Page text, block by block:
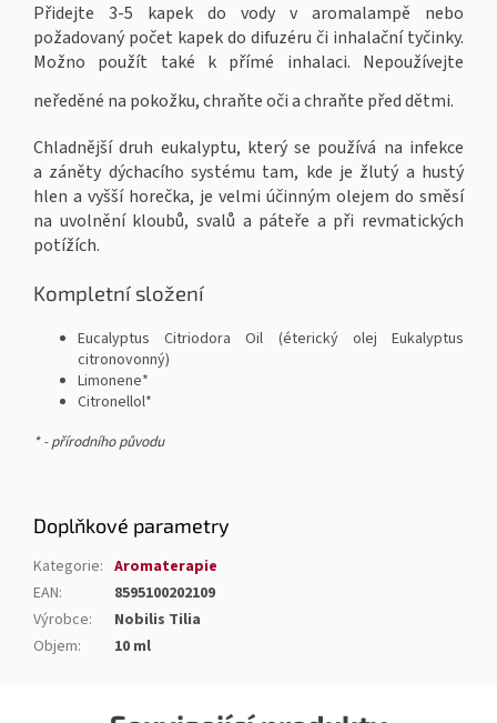
Přidejte 3-5 kapek do vody v aromalampě nebo
požadovaný počet kapek do difuzéru či inhalační tyčinky.
Možno použít také k přímé inhalaci. Nepoužívejte
neředěné na pokožku, chraňte oči a chraňte před dětmi.
Chladnější druh eukalyptu, který se používá na infekce
a záněty dýchacího systému tam, kde je žlutý a hustý
hlen a vyšší horečka, je velmi účinným olejem do směsí
na uvolnění kloubů, svalů a páteře a při revmatických
potížích.
Kompletní složení
Eucalyptus Citriodora Oil (éterický olej Eukalyptus
citronovonný)
Limonene*
Citronellol*
* - přírodního původu
Doplňkové parametry
Kategorie: Aromaterapie
EAN:
8595100202109
Výrobce:
Nobilis Tilia
Objem: 10 ml